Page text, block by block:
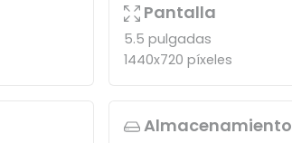
Pantalla
5.5 pulgadas
1440x720 píxeles
Almacenamiento